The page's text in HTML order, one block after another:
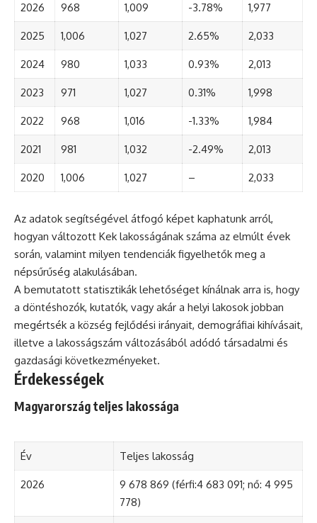
2026 968 1,009 -3.78% 1,977
2025 1,006 1,027 2.65% 2,033
2024 980 1,033 0.93% 2,013
2023 971 1,027 0.31% 1,998
2022 968 1,016 -1.33% 1,984
2021 981 1,032 -2.49% 2,013
2020 1,006 1,027 – 2,033
Az adatok segítségével átfogó képet kaphatunk arról,
hogyan változott Kek lakosságának száma az elmúlt évek
során, valamint milyen tendenciák figyelhetők meg a
népsűrűség alakulásában.
A bemutatott statisztikák lehetőséget kínálnak arra is, hogy
a döntéshozók, kutatók, vagy akár a helyi lakosok jobban
megértsék a község fejlődési irányait, demográfiai kihívásait,
illetve a lakosságszám változásából adódó társadalmi és
gazdasági következményeket.
Érdekességek
Magyarország teljes lakossága
Év Teljes lakosság
2026
9 678 869 (férfi:4 683 091; nő: 4 995
778)